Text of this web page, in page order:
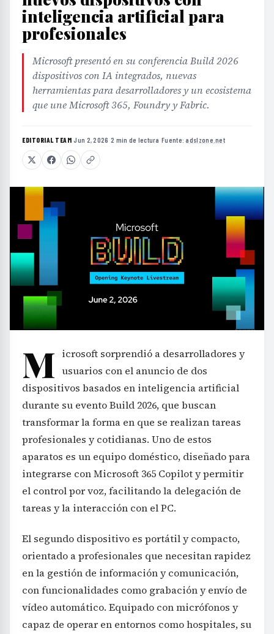
inteligencia artificial para
profesionales
Microsoft presentó en su conferencia Build 2026
dispositivos con IA integrados, nuevas
herramientas para desarrolladores y un ecosistema
que une Microsoft 365, Foundry y Fabric.
EDITORIAL TEAM·Jun 2, 2026 ·2 min de lectura ·Fuente:adslzone.net
M icrosoft sorprendió a desarrolladores y
usuarios con el anuncio de dos
dispositivos basados en inteligencia artificial
durante su evento Build 2026, que buscan
transformar la forma en que se realizan tareas
profesionales y cotidianas. Uno de estos
aparatos es un equipo doméstico, diseñado para
integrarse con Microsoft 365 Copilot y permitir
el control por voz, facilitando la delegación de
tareas y la interacción con el PC.
El segundo dispositivo es portátil y compacto,
orientado a profesionales que necesitan rapidez
en la gestión de información y comunicación,
con funcionalidades como grabación y envío de
vídeo automático. Equipado con micrófonos y
capaz de operar en entornos como hospitales, su